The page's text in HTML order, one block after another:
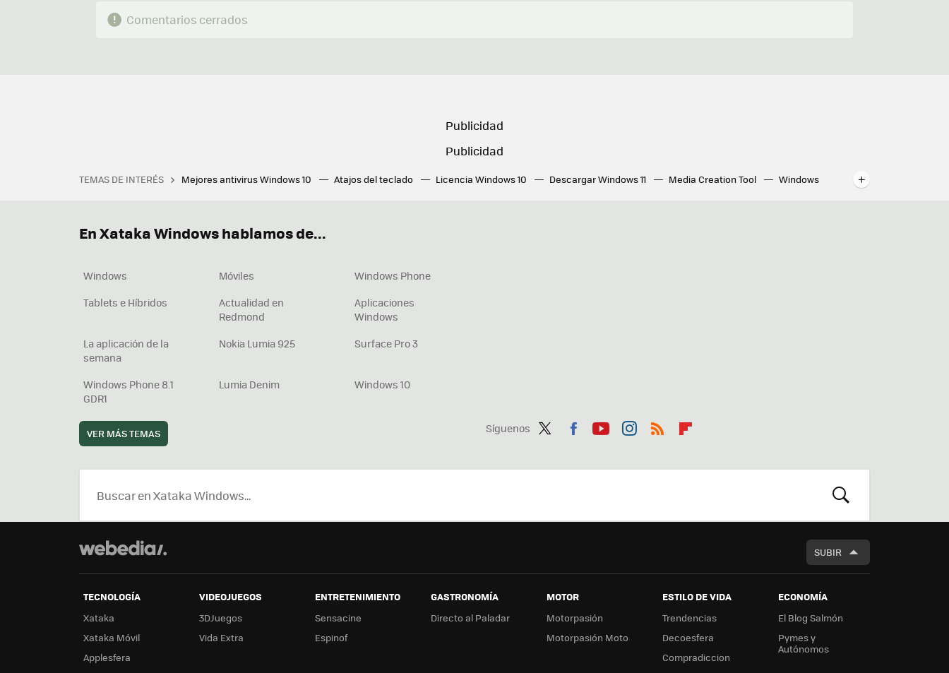
Comentarios cerrados
TEMAS DE INTERÉS Mejores antivirus Windows 10 Atajos del teclado Licencia Windows 10 Descargar Windows 11 Media Creation Tool
Windows
Síguenos
ter
ebo tub agr
boa
En Xataka Windows hablamos de...
Windows Móviles
Windows Phone
Tablets e Híbridos
Actualidad en
Redmond
Aplicaciones
Windows
La aplicación de la
semana
Nokia Lumia 925 Surface Pro 3
Windows Phone 8.1
GDR1
Lumia Denim Windows 10
VER MÁS TEMAS
BUSCAR
SUBIR
TECNOLOGÍA
Xataka
Xataka Móvil
Applesfera
VIDEOJUEGOS
3DJuegos
Vida Extra
ENTRETENIMIENTO
Sensacine
Espinof
GASTRONOMÍA
Directo al Paladar
MOTOR
Motorpasión
Motorpasión Moto
ESTILO DE VIDA
Trendencias
Decoesfera
Compradiccion
ECONOMÍA
El Blog Salmón
Pymes y
Autónomos